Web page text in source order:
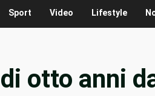
Sport Video Lifestyle
otto anni